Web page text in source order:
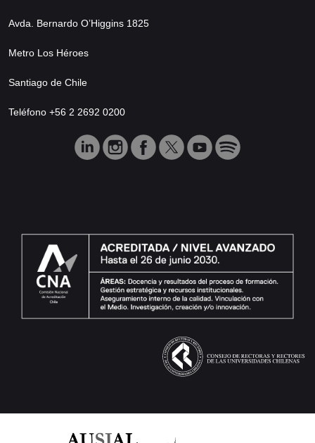
Avda. Bernardo O’Higgins 1825
Metro Los Héroes
Santiago de Chile
Teléfono +56 2 2692 0200